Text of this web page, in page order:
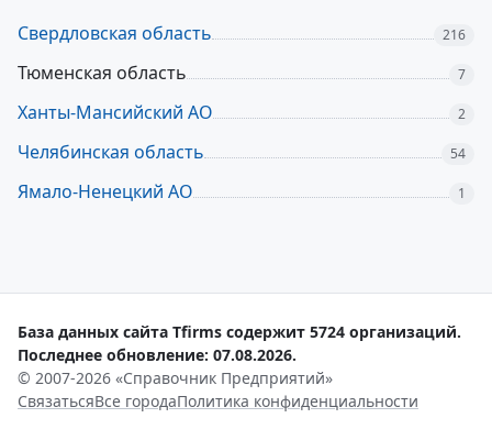
Свердловская область 216
Тюменская область 7
Ханты-Мансийский АО 2
Челябинская область 54
Ямало-Ненецкий АО 1
База данных сайта Tfirms содержит 5724 организаций.
Последнее обновление: 07.08.2026.
© 2007-2026 «Справочник Предприятий»
СвязатьсяВсе городаПолитика конфиденциальности